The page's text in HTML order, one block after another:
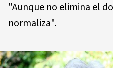
"Aunque no elimina el
normaliza".